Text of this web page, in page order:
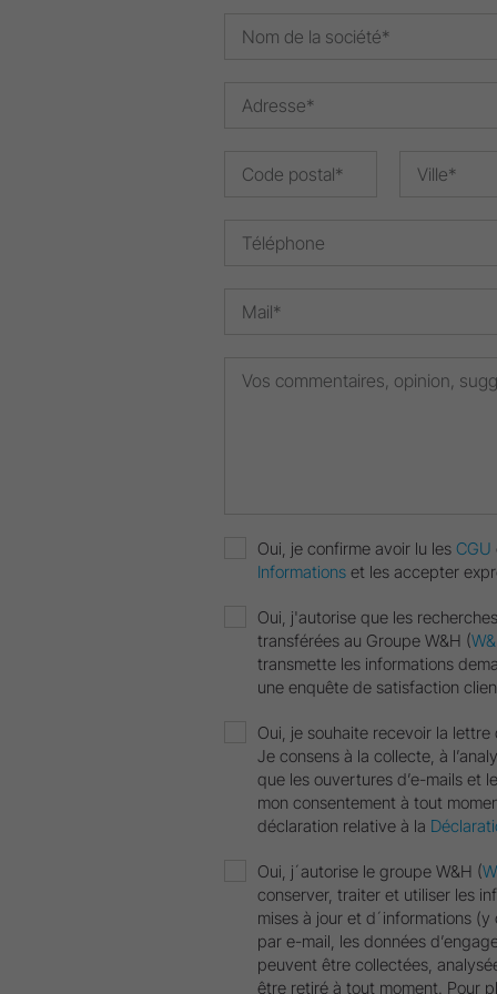
Oui, je confirme avoir lu les CGU
Informations et les accepter
Oui, j'autorise que les
transférées au Groupe W&H (
transmette les informations
une enquête de satisfaction
Oui, je souhaite recevoir la lettre
Je consens à la collecte, à
que les ouvertures d’e-mails et
mon consentement à tout
déclaration relative à la
Oui, j´autorise le groupe W&H (
conserver, traiter et utiliser les
mises à jour et d´informations
par e-mail, les données
peuvent être collectées,
être retiré à tout moment. Pour